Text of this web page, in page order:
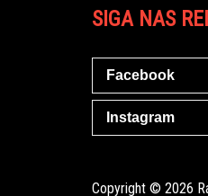
SIGA NAS
Facebook
Instagram
Copyright © 2026